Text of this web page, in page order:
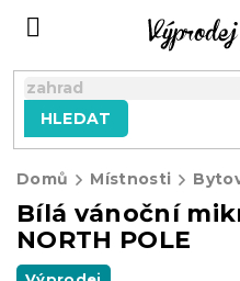
HLEDAT
Domů Místnosti
Bílá vánoční
NORTH POLE